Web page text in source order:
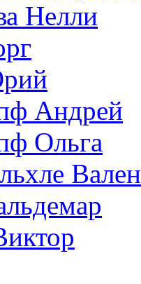
Нелли
Андрей
Ольга